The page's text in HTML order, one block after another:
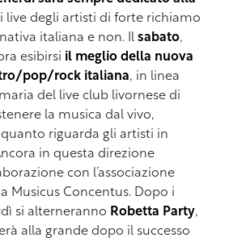
live degli artisti di forte richiamo
italiana e non. Il sabato,
esibirsi il meglio della nuova
pop/rock italiana, in linea
del live club livornese di
la musica dal vivo,
riguarda gli artisti in
in questa direzione
con l’associazione
Musicus Concentus. Dopo i
si alterneranno Robetta Party,
alla grande dopo il successo